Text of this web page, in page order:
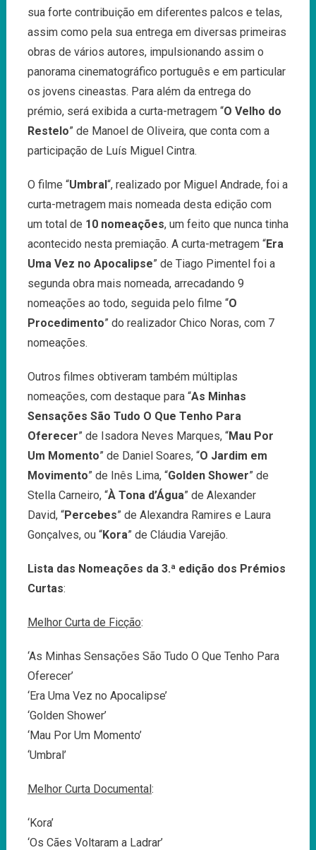
sua forte contribuição em diferentes palcos e telas,
assim como pela sua entrega em diversas primeiras
obras de vários autores, impulsionando assim o
panorama cinematográfico português e em particular
os jovens cineastas. Para além da entrega do
prémio, será exibida a curta-metragem “O Velho do
Restelo” de Manoel de Oliveira, que conta com a
participação de Luís Miguel Cintra.
O filme “Umbral“, realizado por Miguel Andrade, foi a
curta-metragem mais nomeada desta edição com
um total de 10 nomeações, um feito que nunca tinha
acontecido nesta premiação. A curta-metragem “Era
Uma Vez no Apocalipse” de Tiago Pimentel foi a
segunda obra mais nomeada, arrecadando 9
nomeações ao todo, seguida pelo filme “O
Procedimento” do realizador Chico Noras, com 7
nomeações.
Outros filmes obtiveram também múltiplas
nomeações, com destaque para “As Minhas
Sensações São Tudo O Que Tenho Para
Oferecer” de Isadora Neves Marques, “Mau Por
Um Momento” de Daniel Soares, “O Jardim em
Movimento” de Inês Lima, “Golden Shower” de
Stella Carneiro, “À Tona d’Água” de Alexander
David, “Percebes” de Alexandra Ramires e Laura
Gonçalves, ou “Kora” de Cláudia Varejão.
Lista das Nomeações da 3.ª edição dos Prémios
Curtas:
Melhor Curta de Ficção:
‘As Minhas Sensações São Tudo O Que Tenho Para
Oferecer’
‘Era Uma Vez no Apocalipse’
‘Golden Shower’
‘Mau Por Um Momento’
‘Umbral’
Melhor Curta Documental:
‘Kora’
‘Os Cães Voltaram a Ladrar’